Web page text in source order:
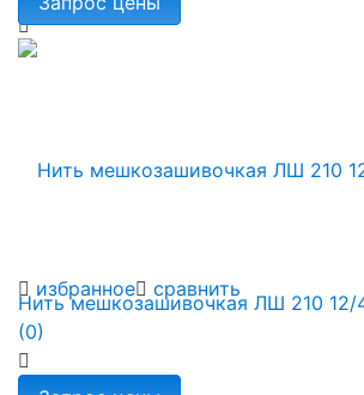
избранное сравнить
Нить мешкозашивочкая ЛШ 210 12/
(0)